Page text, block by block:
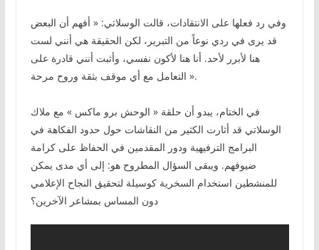
وفي رد فعلها على الانتقادات، قالت الوسلاتي: « أفهم أن البعض
قد يرى في ردي نوعاً من التبرير، لكن الحقيقة هي أنني لست
هنا لأبرر لأحد. أنا هنا لأكون نفسي، وأثبت أنني قادرة على
التعامل مع أي موقف بثقة وروح مرحة ».
في الختام، يبدو أن حلقة « الوحش برو ماكس » مع ملاك
الوسلاتي قد أثارت الكثير من النقاشات حول حدود الفكاهة في
البرامج الترفيهية ودور المقدمين في الحفاظ على كرامة
ضيوفهم. ويبقى السؤال المطروح هو: إلى أي مدى يمكن
للمنشطين استخدام السخرية كوسيلة لتحقيق النجاح الإعلامي
دون المساس بمشاعر الآخرين؟